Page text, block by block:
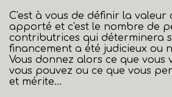
C'est à vous de définir la valeur
apporté et c'est le nombre de
contributrices qui déterminera
financement a été judicieux ou
Vous donnez alors ce que vous
vous pouvez ou ce que vous
et mérite...